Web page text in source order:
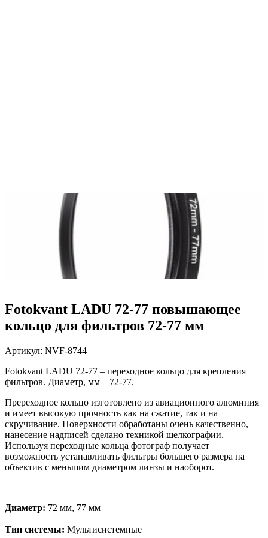
Fotokvant LADU 72-77 повышающее
кольцо для фильтров 72-77 мм
Артикул: NVF-8744
Fotokvant LADU 72-77 – переходное кольцо для крепления
фильтров. Диаметр, мм – 72-77.
Пререходное кольцо изготовлено из авиационного алюминия
и имеет высокую прочность как на сжатие, так и на
скручивание. Поверхности обработаны очень качественно,
нанесение надписей сделано техникой шелкографии.
Используя переходные кольца фотограф получает
возможность устанавливать фильтры большего размера на
объектив с меньшим диаметром линзы и наоборот.
Диаметр: 72 мм, 77 мм
Тип системы: Мультисистемные